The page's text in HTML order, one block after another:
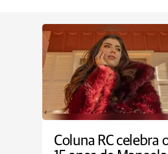
Coluna RC celebra